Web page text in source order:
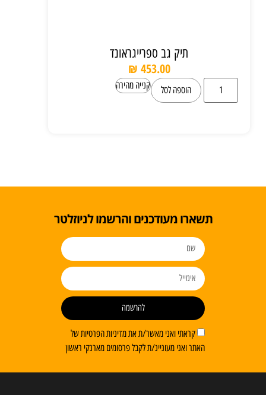
תיק גב ספרייגראונד
₪ 453.00
הוספה לסל קנייה מהירה
תשארו מעודכנים והרשמו לניוזלטר
קראתי ואני מאשר/ת את מדיניות הפרטיות של
האתר ואני מעוניינ/ת לקבל פרסומים מארנקי ראשון
להרשמה